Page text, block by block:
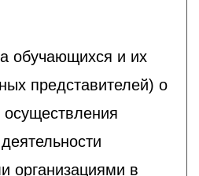
обучающихся и их
представителей) о
осуществления
организациями в